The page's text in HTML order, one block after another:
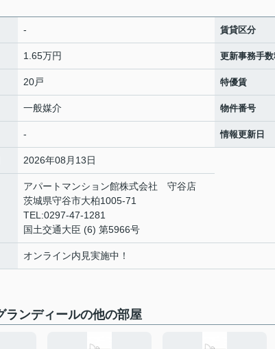
- 賃貸区分
1.65万円 更新事務手
20戸 特優賃
一般媒介 物件番号
- 情報更新日
2026年08月13日
アパートマンション館株式会社 守谷店
茨城県守谷市大柏1005-71
TEL:0297-47-1281
国土交通大臣 (6) 第5966号
オンライン内見実施中！
ランディールの他の部屋